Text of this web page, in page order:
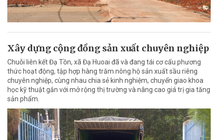
Xây dựng cộng đồng sản xuất chuyên nghiệp
Chuỗi liên kết Đạ Tồn, xã Đạ Huoai đã và đang tái cơ cấu phương
thức hoạt động, tập hợp hàng trăm nông hộ sản xuất sầu riêng
chuyên nghiệp, cùng nhau chia sẻ kinh nghiệm, chuyển giao khoa
học kỹ thuật gắn với mở rộng thị trường và nâng cao giá trị gia tăng
sản phẩm.